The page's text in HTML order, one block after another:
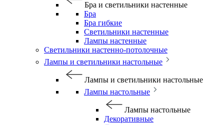
Бра и светильники настенные
Бра
Бра гибкие
Светильники настенные
Лампы настенные
Светильники настенно-потолочные
Лампы и светильники настольные
Лампы и светильники настольные
Лампы настольные
Лампы настольные
Декоративные